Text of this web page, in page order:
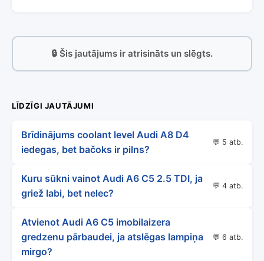
🔒 Šis jautājums ir atrisināts un slēgts.
LĪDZĪGI JAUTĀJUMI
Brīdinājums coolant level Audi A8 D4
iedegas, bet bačoks ir pilns?
💬 5 atb.
Kuru sūkni vainot Audi A6 C5 2.5 TDI, ja
griež labi, bet nelec?
💬 4 atb.
Atvienot Audi A6 C5 imobilaizera
gredzenu pārbaudei, ja atslēgas lampiņa
mirgo?
💬 6 atb.